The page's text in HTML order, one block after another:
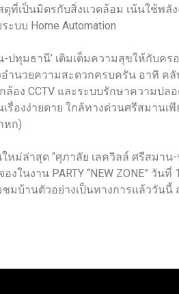
ที่เป็นมิตรกับสิ่งแวดล้อม เน้นใช้พลั
บบ Home Automation
-ปทุมธานี’ เติมเต็มความสุขให้กับ
อำนวยความสะดวกครบครัน อาทิ ค
ล้อง CCTV และระบบรักษาความป
เรื่องง่ายดาย ใกล้ทางด่วนศรีสมาน
หก)
หม่ล่าสุด “ศุภาลัย เลควิลล์ ศรีสมา
องในงาน PARTY “NEW ZONE”
ชมบ้านตัวอย่างเป็นทางการแล้ววัน